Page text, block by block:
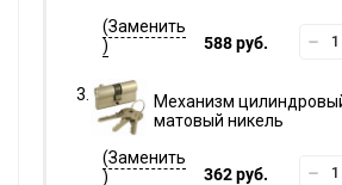
588 руб.
Механизм
матовый никель
362 руб.